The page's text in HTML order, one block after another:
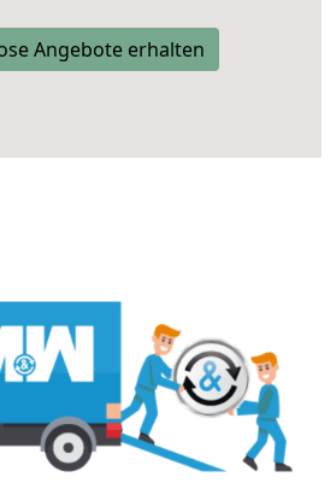
Angebote erhalten